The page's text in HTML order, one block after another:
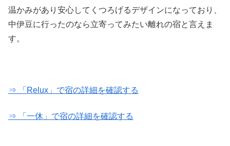
温かみがあり安心してくつろげるデザインになっており、
中伊豆に行ったのなら立寄ってみたい離れの宿と言えま
す。
⇒ 「Relux」で宿の詳細を確認する
⇒ 「一休」で宿の詳細を確認する